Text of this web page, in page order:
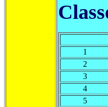
1
2
3
4
5